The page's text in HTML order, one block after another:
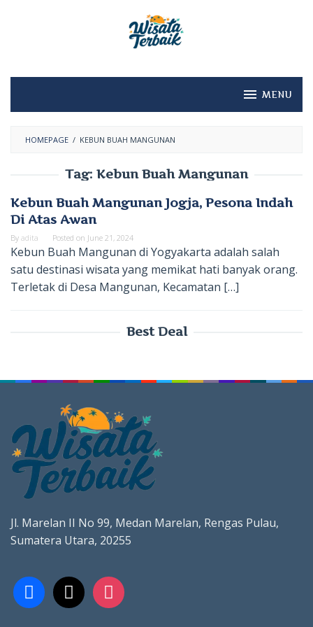
MENU
HOMEPAGE / KEBUN BUAH MANGUNAN
Tag: Kebun Buah Mangunan
Kebun Buah Mangunan Jogja, Pesona Indah
Di Atas Awan
By adita Posted on June 21, 2024
Kebun Buah Mangunan di Yogyakarta adalah salah
satu destinasi wisata yang memikat hati banyak orang.
Terletak di Desa Mangunan, Kecamatan […]
Best Deal
Jl. Marelan II No 99, Medan Marelan, Rengas Pulau,
Sumatera Utara, 20255
facebook
x instagram